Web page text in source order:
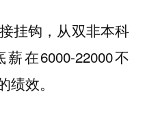
挂钩，从双非本科
在6000-22000不
效。